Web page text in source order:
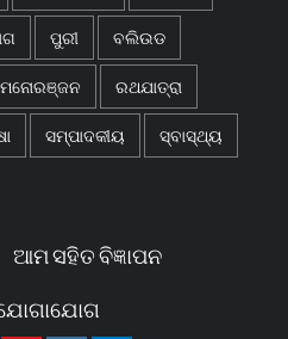
ପୁରୀ ବଲିଉଡ
ମନୋରଞ୍ଜନ ରଥଯାତ୍ରା
ସମ୍ପାଦକୀୟ ସ୍ବାସ୍ଥ୍ୟ
ଆମ ସହିତ ବିଜ୍ଞାପନ